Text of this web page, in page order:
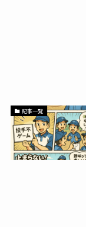
記事一覧